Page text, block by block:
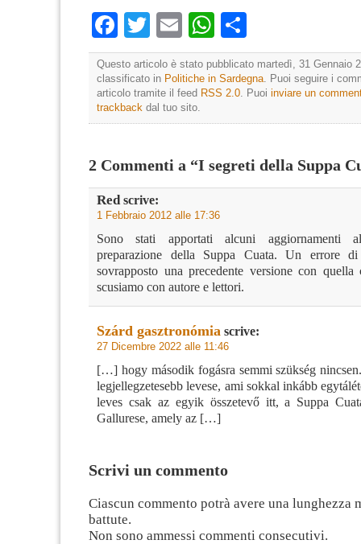
Facebook
TwitterEmailWhatsApp
Questo articolo è stato pubblicato martedì, 31 Gennaio
classificato in Politiche in Sardegna. Puoi seguire i
articolo tramite il feed RSS 2.0. Puoi inviare un
trackback dal tuo sito.
2 Commenti a “I segreti della Suppa
Red scrive:
1 Febbraio 2012 alle 17:36
Sono stati apportati alcuni aggiornamenti
preparazione della Suppa Cuata. Un errore
sovrapposto una precedente versione con quella
scusiamo con autore e lettori.
Szárd gasztronómia scrive:
27 Dicembre 2022 alle 11:46
[…] hogy második fogásra semmi szükség
legjellegzetesebb levese, ami sokkal inkább
leves csak az egyik összetevő itt, a Suppa
Gallurese, amely az […]
Scrivi un commento
Ciascun commento potrà avere una lunghezza
battute.
Non sono ammessi commenti consecutivi.